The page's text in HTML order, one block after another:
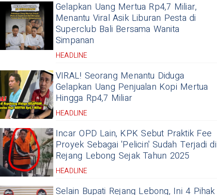
Gelapkan Uang Mertua Rp4,7 Miliar,
Menantu Viral Asik Liburan Pesta di
Superclub Bali Bersama Wanita
Simpanan
HEADLINE
VIRAL! Seorang Menantu Diduga
Gelapkan Uang Penjualan Kopi Mertua
Hingga Rp4,7 Miliar
HEADLINE
Incar OPD Lain, KPK Sebut Praktik Fee
Proyek Sebagai 'Pelicin' Sudah Terjadi di
Rejang Lebong Sejak Tahun 2025
HEADLINE
Selain Bupati Rejang Lebong, Ini 4 Pihak